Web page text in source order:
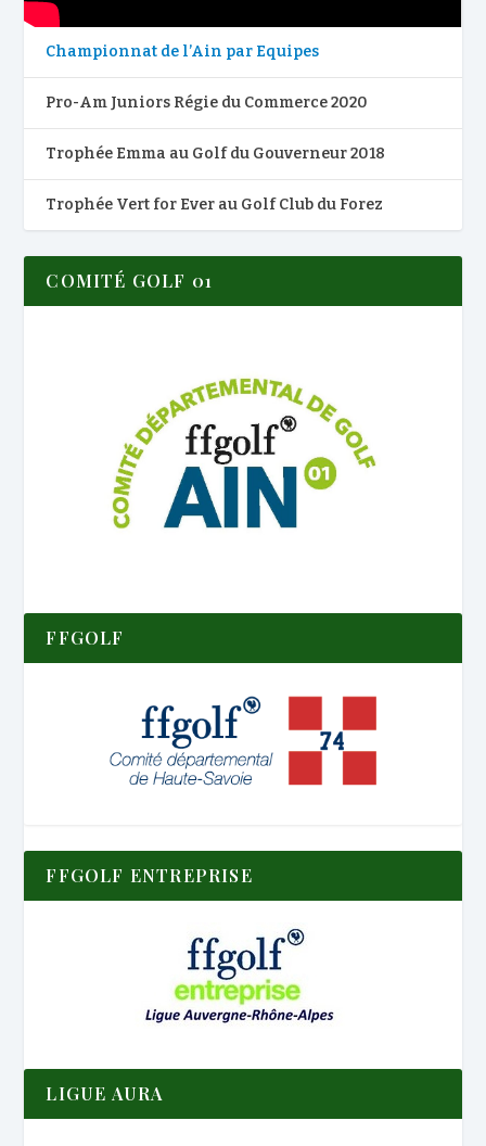
Championnat de l’Ain par Equipes
Pro-Am Juniors Régie du Commerce 2020
Trophée Emma au Golf du Gouverneur 2018
Trophée Vert for Ever au Golf Club du Forez
COMITÉ GOLF 01
FFGOLF
FFGOLF ENTREPRISE
LIGUE AURA